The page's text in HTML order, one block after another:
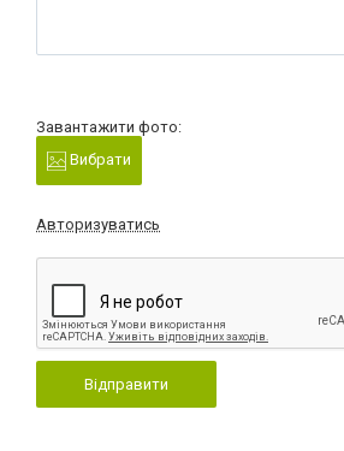
Завантажити фото:
Вибрати
Авторизуватись
Відправити